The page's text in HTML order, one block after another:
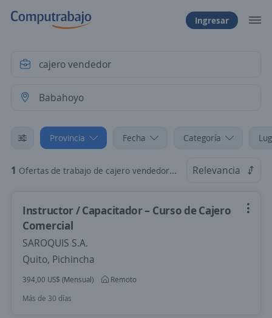
Ingresar
Provincia Fecha Categoría
1 Ofertas de trabajo de cajero vendedor en Babahoyo, Los Ríos Relevancia
Instructor / Capacitador – Curso de Cajero
Comercial
SAROQUIS S.A.
Quito, Pichincha
394,00 US$ (Mensual)
Remoto
Más de 30 días